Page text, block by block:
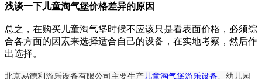
浅谈一下儿童淘气堡价格差异的原因
总之，在购买儿童淘气堡时候不应该只是看表面价格，必须综
合各方面的因素来选择适合自己的设备，在实地考察，然后作
出选择。
北京易德利游乐设备有限公司主要生产儿童淘气堡游乐设备 幼儿园